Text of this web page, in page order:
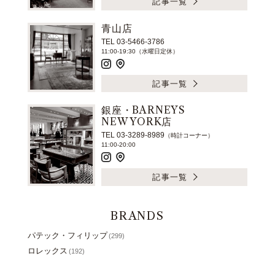
青山店
TEL 03-5466-3786
11:00-19:30（水曜日定休）
記事一覧
銀座・BARNEYS
NEW YORK店
TEL 03-3289-8989 （時計コーナー）
11:00-20:00
記事一覧
BRANDS
パテック・フィリップ(299)
ロレックス (192)